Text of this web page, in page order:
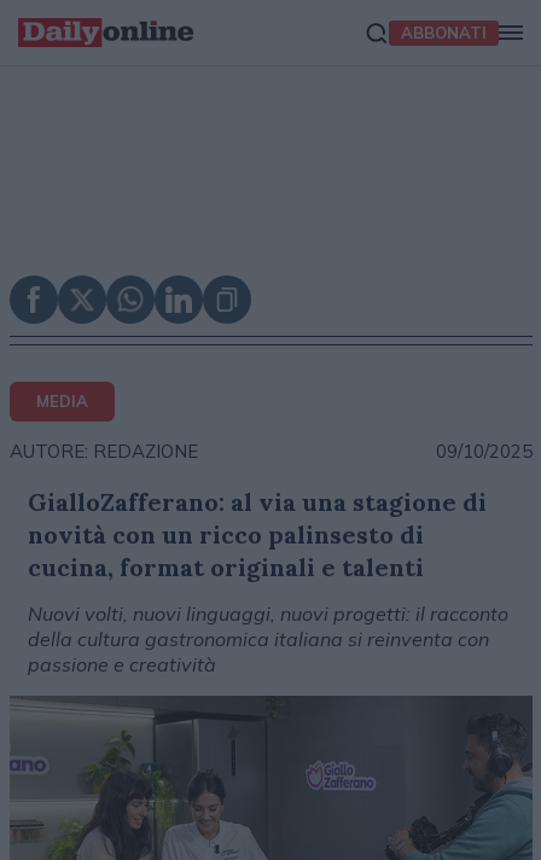
ABBONATI
MEDIA
AUTORE: REDAZIONE 09/10/2025
GialloZafferano: al via una stagione di
novità con un ricco palinsesto di
cucina, format originali e talenti
Nuovi volti, nuovi linguaggi, nuovi progetti: il racconto
della cultura gastronomica italiana si reinventa con
passione e creatività